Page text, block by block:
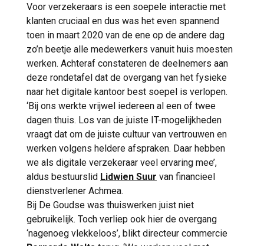
Voor verzekeraars is een soepele interactie met
klanten cruciaal en dus was het even spannend
toen in maart 2020 van de ene op de andere dag
zo’n beetje alle medewerkers vanuit huis moesten
werken. Achteraf constateren de deelnemers aan
deze rondetafel dat de overgang van het fysieke
naar het digitale kantoor best soepel is verlopen.
‘Bij ons werkte vrijwel iedereen al een of twee
dagen thuis. Los van de juiste IT-mogelijkheden
vraagt dat om de juiste cultuur van vertrouwen en
werken volgens heldere afspraken. Daar hebben
we als digitale verzekeraar veel ervaring mee’,
aldus bestuurslid Lidwien Suur van financieel
dienstverlener Achmea.
Bij De Goudse was thuiswerken juist niet
gebruikelijk. Toch verliep ook hier de overgang
‘nagenoeg vlekkeloos’, blikt directeur commercie